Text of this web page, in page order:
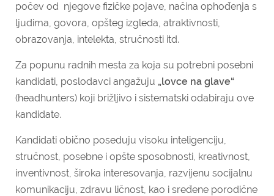
počev od njegove fizičke pojave, načina ophođenja s
ljudima, govora, opšteg izgleda, atraktivnosti,
obrazovanja, intelekta, stručnosti itd.
Za popunu radnih mesta za koja su potrebni posebni
kandidati, poslodavci angažuju „lovce na glave“
(headhunters) koji brižljivo i sistematski odabiraju ove
kandidate.
Kandidati obično poseduju visoku inteligenciju,
stručnost, posebne i opšte sposobnosti, kreativnost,
inventivnost, široka interesovanja, razvijenu socijalnu
komunikaciju, zdravu ličnost, kao i sređene porodične